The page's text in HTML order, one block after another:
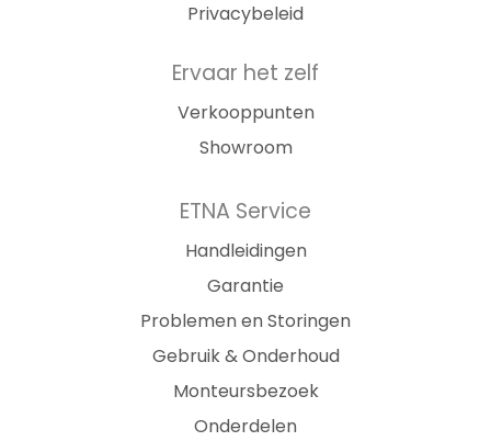
Privacybeleid
Ervaar het zelf
Verkooppunten
Showroom
ETNA Service
Handleidingen
Garantie
Problemen en Storingen
Gebruik & Onderhoud
Monteursbezoek
Onderdelen